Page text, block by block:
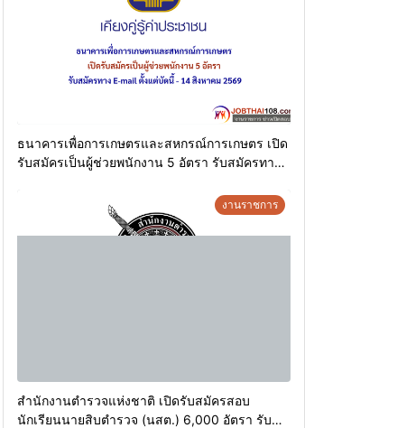
ธนาคารเพื่อการเกษตรและสหกรณ์การเกษตร เปิด
รับสมัครเป็นผู้ช่วยพนักงาน 5 อัตรา รับสมัครทาง
งานราชการ
สำนักงานตำรวจแห่งชาติ เปิดรับสมัครสอบ
นักเรียนนายสิบตำรวจ (นสต.) 6,000 อัตรา รับ